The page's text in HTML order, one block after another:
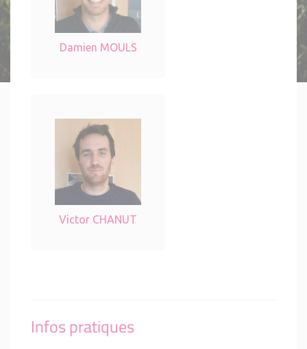
Damien MOULS
Victor CHANUT
Infos pratiques